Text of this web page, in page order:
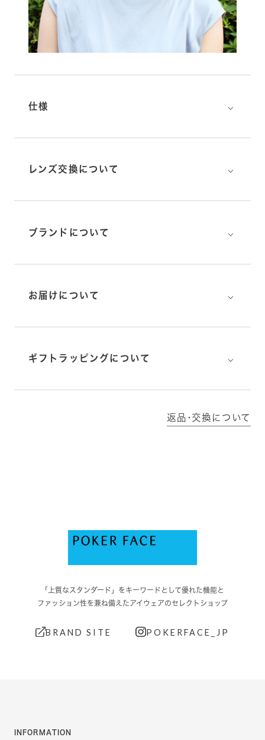
仕様 ⌵
レンズ交換について ⌵
ブランドについて ⌵
お届けについて ⌵
ギフトラッピングについて ⌵
返品･交換について
「上質なスタンダード」をキーワードとして優れた機能と
ファッション性を兼ね備えたアイウェアのセレクトショップ
BRAND SITE POKERFACE_JP
INFORMATION